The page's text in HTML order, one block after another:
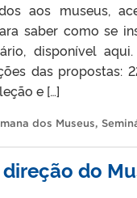
aos museus,
saber como se
disponível
das propostas:
e […]
dos Museus,
do